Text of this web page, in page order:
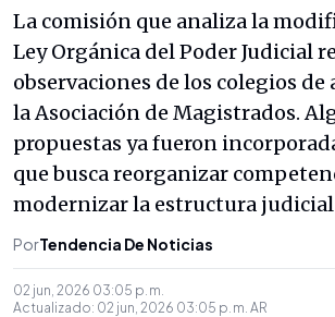
La comisión que analiza la
Ley Orgánica del Poder Judicial
observaciones de los colegios de
la Asociación de Magistrados.
propuestas ya fueron
que busca reorganizar
modernizar la estructura
PorTendencia De Noticias
02 jun, 2026 03:05 p. m.
Actualizado: 02 jun, 2026 03:05 p. m. AR